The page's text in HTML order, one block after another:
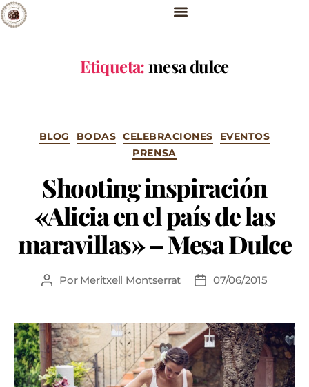
Etiqueta:mesa dulce
BLOG BODAS CELEBRACIONES
EVENTOS
PRENSA
Shooting inspiración
«Alicia en el país de las
maravillas» – Mesa Dulce
Por Meritxell Montserrat 07/06/2015